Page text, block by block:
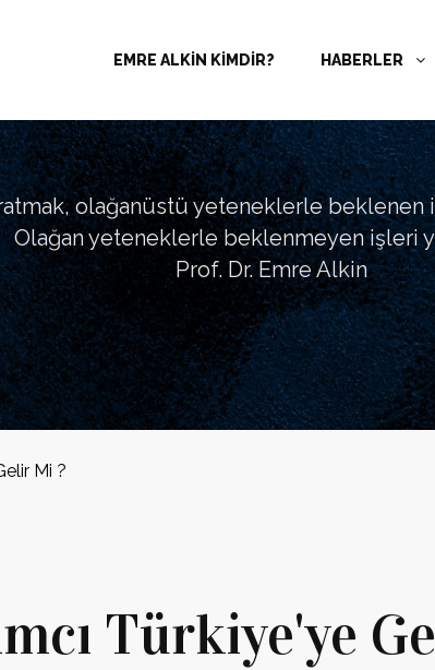
EMRE ALKİN KİMDİR? HABERLER
olağanüstü yeteneklerle beklenen
Olağan yeteneklerle beklenmeyen işleri
Prof. Dr. Emre Alkin
Mi ?
Türkiye'ye